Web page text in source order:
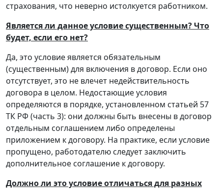
страхования, что неверно истолкуется работником.
Является ли данное условие существенным? Что
будет, если его нет?
Да, это условие является обязательным
(существенным) для включения в договор. Если оно
отсутствует, это не влечет недействительность
договора в целом. Недостающие условия
определяются в порядке, установленном статьей 57
ТК РФ (часть 3): они должны быть внесены в договор
отдельным соглашением либо определены
приложением к договору. На практике, если условие
пропущено, работодателю следует заключить
дополнительное соглашение к договору.
Должно ли это условие отличаться для разных